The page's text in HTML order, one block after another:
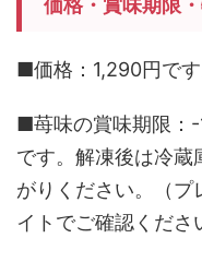
価格・賞味期限
■価格：1,290円です
■苺味の賞味期限：
です。解凍後は冷蔵
がりください。（プ
イトでご確認くださ